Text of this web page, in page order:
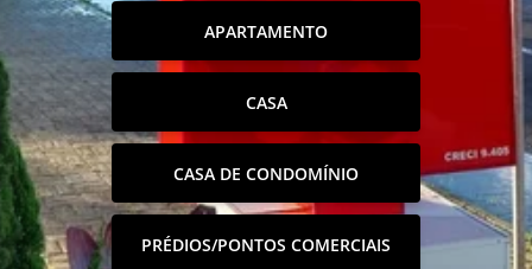
APARTAMENTO
CASA
CASA DE CONDOMÍNIO
PRÉDIOS/PONTOS COMERCIAIS